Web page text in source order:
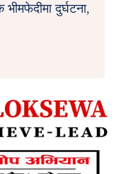
दुर्घटना,